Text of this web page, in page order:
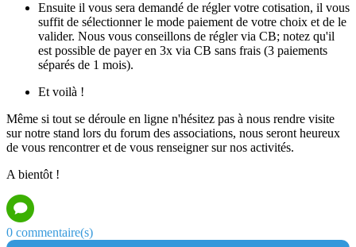
Ensuite il vous sera demandé de régler votre cotisation, il vous
suffit de sélectionner le mode paiement de votre choix et de le
valider. Nous vous conseillons de régler via CB; notez qu'il
est possible de payer en 3x via CB sans frais (3 paiements
séparés de 1 mois).
Et voilà !
Même si tout se déroule en ligne n'hésitez pas à nous rendre visite
sur notre stand lors du forum des associations, nous seront heureux
de vous rencontrer et de vous renseigner sur nos activités.
A bientôt !
0 commentaire(s)